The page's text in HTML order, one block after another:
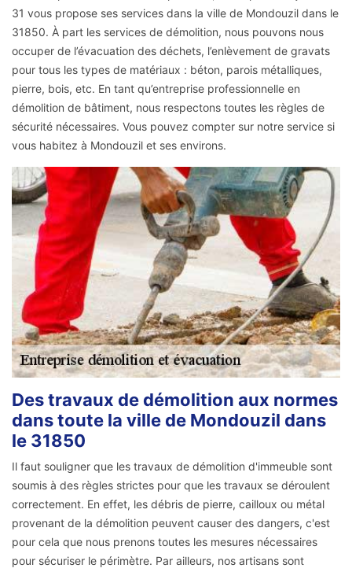
31 vous propose ses services dans la ville de Mondouzil dans le
31850. À part les services de démolition, nous pouvons nous
occuper de l’évacuation des déchets, l’enlèvement de gravats
pour tous les types de matériaux : béton, parois métalliques,
pierre, bois, etc. En tant qu’entreprise professionnelle en
démolition de bâtiment, nous respectons toutes les règles de
sécurité nécessaires. Vous pouvez compter sur notre service si
vous habitez à Mondouzil et ses environs.
Des travaux de démolition aux normes
dans toute la ville de Mondouzil dans
le 31850
Il faut souligner que les travaux de démolition d'immeuble sont
soumis à des règles strictes pour que les travaux se déroulent
correctement. En effet, les débris de pierre, cailloux ou métal
provenant de la démolition peuvent causer des dangers, c'est
pour cela que nous prenons toutes les mesures nécessaires
pour sécuriser le périmètre. Par ailleurs, nos artisans sont